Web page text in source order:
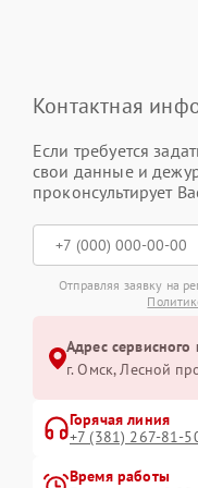
Контактная
Если требуется
свои данные и
проконсультирует
Отправляя заявку на
Адрес
г. Омск, ​Лесной
Горячая линия
+7 (381) 267-81-
Время работы